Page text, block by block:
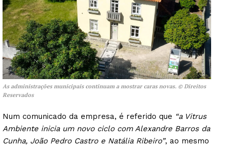
As administrações municipais continuam a mostrar caras novas. © Direitos
Reservados
Num comunicado da empresa, é referido que “a Vitrus
Ambiente inicia um novo ciclo com Alexandre Barros da
Cunha, João Pedro Castro e Natália Ribeiro”, ao mesmo